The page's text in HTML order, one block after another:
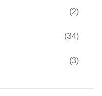
(2)
(34)
(3)